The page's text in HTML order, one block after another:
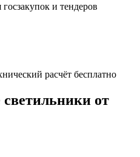
и тендеров
расчёт бесплатно
светильники от